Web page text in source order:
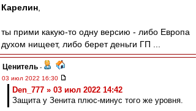
Карелин
ты прими какую-то одну версию - либо Европа
духом нищеет, либо берет деньги ГП ...
Ценитель -
03 июл 2022 16:30
Den_777 » 03 июл 2022 14:42
Защита у Зенита плюс-минус того же уровня.